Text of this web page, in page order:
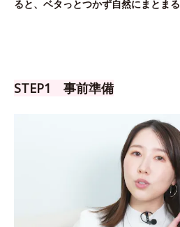
ると、ベタっとつかず自然にまとまる
STEP1 事前準備